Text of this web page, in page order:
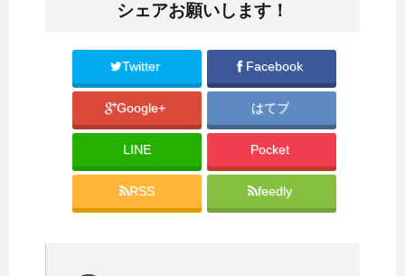
で
ウ
ウ
き
は
リ
ク
て
い
し
シェアお願いします！
Twitter Facebook
Google+ はてブ
LINE Pocket
RSS feedly